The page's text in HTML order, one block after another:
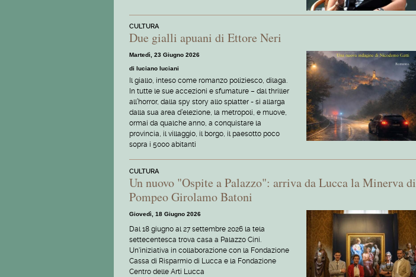
CULTURA
Due gialli apuani di Ettore Neri
Martedì, 23 Giugno 2026
di luciano luciani
Il giallo, inteso come romanzo poliziesco, dilaga.
In tutte le sue accezioni e sfumature – dal thriller
all’horror, dalla spy story allo splatter - si allarga
dalla sua area d’elezione, la metropoli, e muove,
ormai da qualche anno, a conquistare la
provincia, il villaggio, il borgo, il paesotto poco
sopra i 5000 abitanti
CULTURA
Un nuovo "Ospite a Palazzo": arriva da Lucca la Minerva di
Pompeo Girolamo Batoni
Giovedì, 18 Giugno 2026
Dal 18 giugno al 27 settembre 2026 la tela
settecentesca trova casa a Palazzo Cini.
Un'iniziativa in collaborazione con la Fondazione
Cassa di Risparmio di Lucca e la Fondazione
Centro delle Arti Lucca